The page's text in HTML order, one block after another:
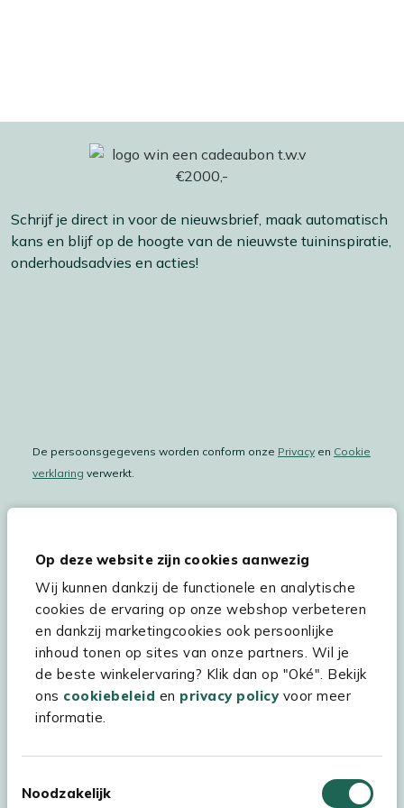
Op deze website zijn cookies aanwezig
Wij kunnen dankzij de functionele en analytische
cookies de ervaring op onze webshop verbeteren
en dankzij marketingcookies ook persoonlijke
inhoud tonen op sites van onze partners. Wil je
de beste winkelervaring? Klik dan op "Oké". Bekijk
ons cookiebeleid en privacy policyvoor meer
informatie.
Noodzakelijk
Schrijf je direct in voor de nieuwsbrief, maak automatisch
kans en blijf op de hoogte van de nieuwste tuininspiratie,
onderhoudsadvies en acties!
De persoonsgegevens worden conform onze Privacy en Cookie
verklaring verwerkt.
Hulp & service
Assortiment
Kees Smit Tuinmeubelen
Experience Stores XXL